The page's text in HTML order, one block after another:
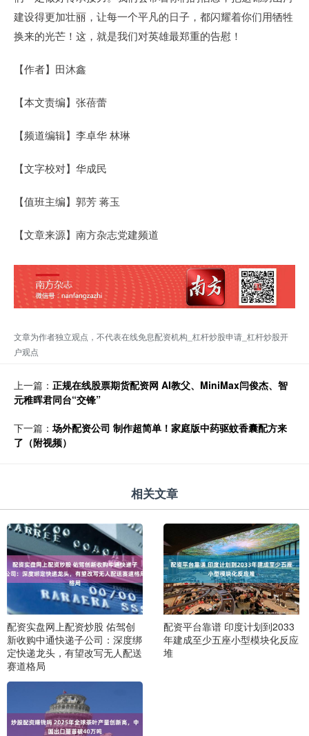
建设得更加壮丽，让每一个平凡的日子，都闪耀着你们用牺牲
换来的光芒！这，就是我们对英雄最郑重的告慰！
【作者】田沐鑫
【本文责编】张蓓蕾
【频道编辑】李卓华 林琳
【文字校对】华成民
【值班主编】郭芳 蒋玉
【文章来源】南方杂志党建频道
文章为作者独立观点，不代表在线免息配资机构_杠杆炒股申请_杠杆炒股开
户观点
上一篇： 正规在线股票期货配资网 AI教父、MiniMax闫俊杰、智
元稚晖君同台“交锋”
下一篇：场外配资公司 制作超简单！家庭版中药驱蚊香囊配方来
了（附视频）
相关文章
配资实盘网上配资炒股 佑驾创
新收购中通快递子公司：深度绑
定快递龙头，有望改写无人配送
赛道格局
配资平台靠谱 印度计划到2033
年建成至少五座小型模块化反应
堆